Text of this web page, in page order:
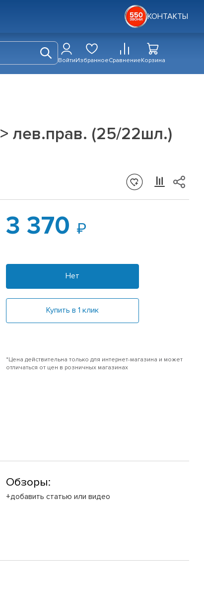
КОНТАКТЫ
ВойтиИзбранноеСравнениеКорзина
лев.прав. (25/22шл.)
3 370
Нет
Купить в 1 клик
*Цена действительна только для интернет-магазина и может
отличаться от цен в розничных магазинах
Обзоры:
+добавить статью или видео